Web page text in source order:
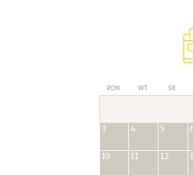
PON. WT. ŚR.
3 4 5
10 11 12